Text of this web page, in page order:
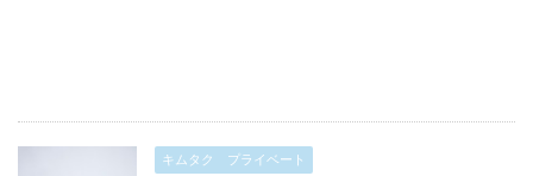
キムタク プライベート